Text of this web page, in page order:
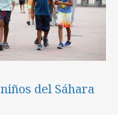
del Sáhara